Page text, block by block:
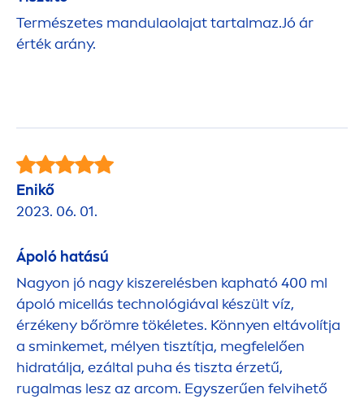
Természetes mandulaolajat tartalmaz.Jó ár
érték arány.
Enikő
2023. 06. 01.
Ápoló hatású
Nagyon jó nagy kiszerelésben kapható 400 ml
ápoló micellás technológiával készült víz,
érzékeny bőrömre tökéletes. Könnyen eltávolítja
a sminkemet, mélyen tisztítja, megfelelően
hidratálja, ezáltal puha és tiszta érzetű,
rugalmas lesz az arcom. Egyszerűen felvihető